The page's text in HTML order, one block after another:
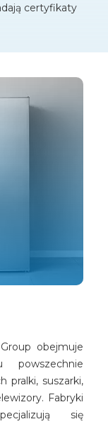
certyfikaty
obejmuje
powszechnie
pralki, suszarki,
Fabryki
się